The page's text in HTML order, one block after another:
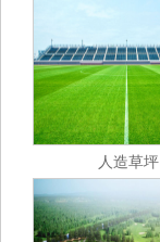
人造草坪